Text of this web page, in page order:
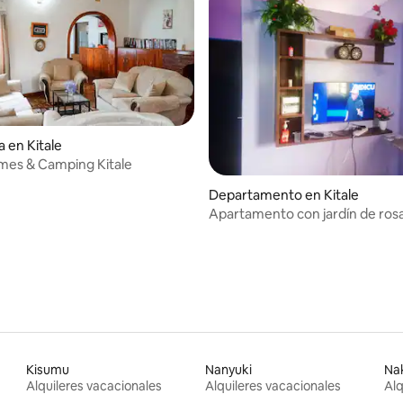
en Kitale
& Camping Kitale
Departamento en Kitale
Apartamento con jardín de
Kisumu
Alquileres vacacionales
Nanyuki
Alquileres vacacionales